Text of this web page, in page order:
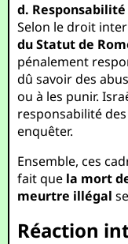
d.
Selon le droit
du Statut de
pénalement
dû savoir des
ou à les punir.
responsabilité
enquêter.
Ensemble, ces
fait que la mort
meurtre illégal
Réaction